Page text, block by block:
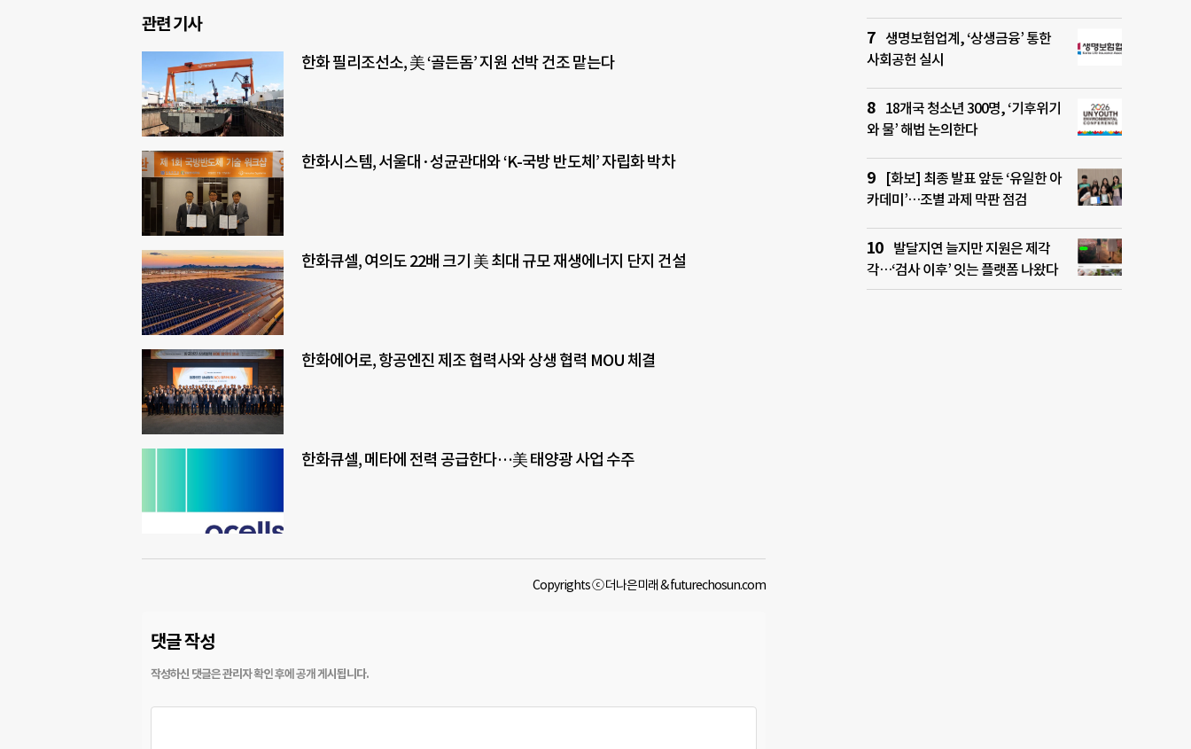
관련 기사
한화 필리조선소, 美 ‘골든돔’ 지원 선박 건조 맡는다
한화시스템, 서울대·성균관대와 ‘K-국방 반도체’ 자립화 박차
한화큐셀, 여의도 22배 크기 美 최대 규모 재생에너지 단지 건설
한화에어로, 항공엔진 제조 협력사와 상생 협력 MOU 체결
한화큐셀, 메타에 전력 공급한다…美 태양광 사업 수주
Copyrights ⓒ 더나은미래 & futurechosun.com
댓글 작성
생명보험업계, ‘상생금융’ 통한
사회공헌 실시
18개국 청소년 300명, ‘기후위기
와 물’ 해법 논의한다
[화보] 최종 발표 앞둔 ‘유일한 아
카데미’…조별 과제 막판 점검
발달지연 늘지만 지원은 제각
각…‘검사 이후’ 잇는 플랫폼 나왔다